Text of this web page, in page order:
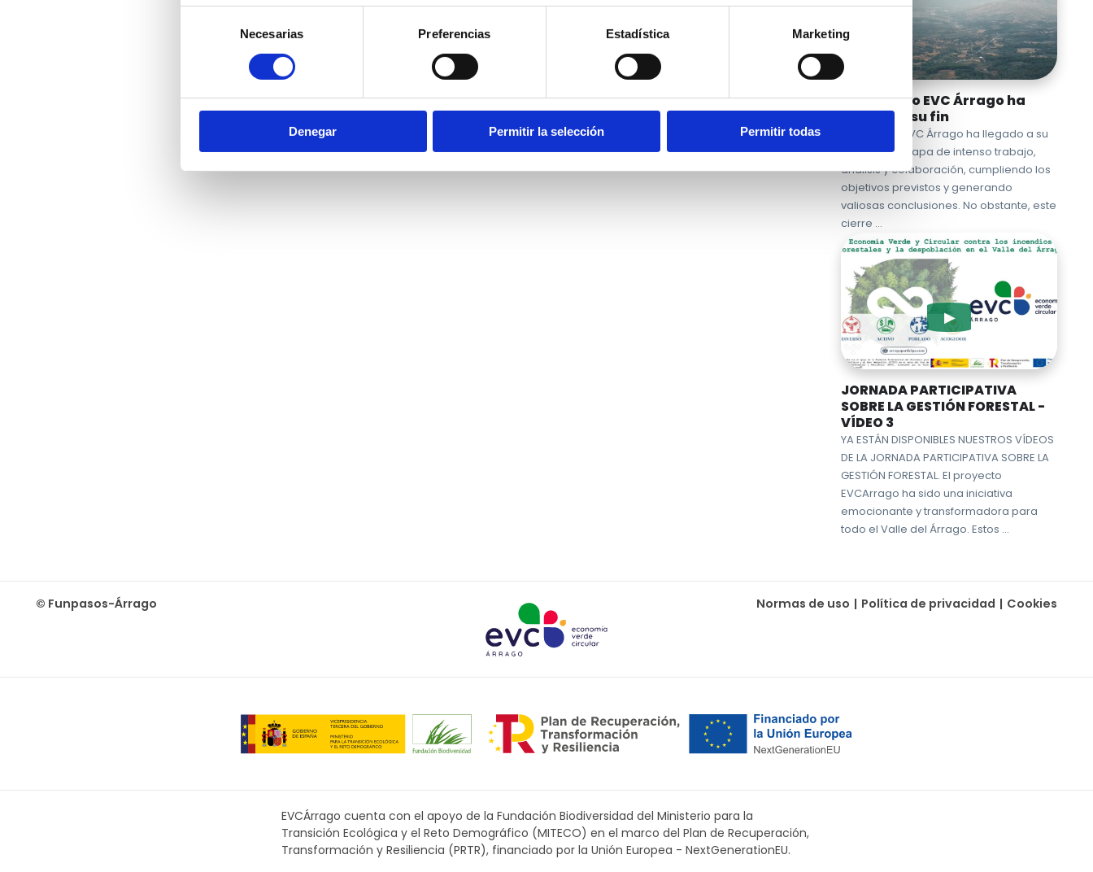
consentimiento
Necesarias Preferencias Estadística Marketing
Denegar Permitir la selección Permitir todas
El proyecto EVC Árrago ha
llegado a su fin
El proyecto EVC Árrago ha llegado a su
fin tras una etapa de intenso trabajo,
análisis y colaboración, cumpliendo los
objetivos previstos y generando
valiosas conclusiones. No obstante, este
cierre …
JORNADA PARTICIPATIVA
SOBRE LA GESTIÓN FORESTAL -
VÍDEO 3
YA ESTÁN DISPONIBLES NUESTROS VÍDEOS
DE LA JORNADA PARTICIPATIVA SOBRE LA
GESTIÓN FORESTAL. El proyecto
EVCArrago ha sido una iniciativa
emocionante y transformadora para
todo el Valle del Árrago. Estos …
© Funpasos-Árrago Normas de uso | Política de privacidad | Cookies
EVCÁrrago cuenta con el apoyo de la Fundación Biodiversidad del Ministerio para la
Transición Ecológica y el Reto Demográfico (MITECO) en el marco del Plan de Recuperación,
Transformación y Resiliencia (PRTR), financiado por la Unión Europea - NextGenerationEU.